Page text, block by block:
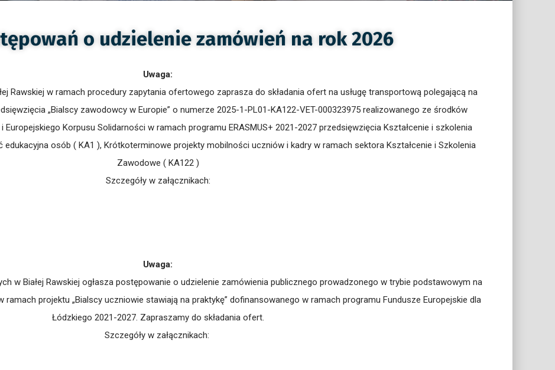
o udzielenie zamówień na rok 2026
Uwaga:
Rawskiej w ramach procedury zapytania ofertowego zaprasza do składania ofert na usługę transportową polegającą na
„Bialscy zawodowcy w Europie” o numerze 2025-1-PL01-KA122-VET-000323975 realizowanego ze środków
Korpusu Solidarności w ramach programu ERASMUS+ 2021-2027 przedsięwzięcia Kształcenie i szkolenia
osób ( KA1 ), Krótkoterminowe projekty mobilności uczniów i kadry w ramach sektora Kształcenie i Szkolenia
Zawodowe ( KA122 )
Szczegóły w załącznikach:
Uwaga:
w Białej Rawskiej ogłasza postępowanie o udzielenie zamówienia publicznego prowadzonego w trybie podstawowym na
projektu „Bialscy uczniowie stawiają na praktykę” dofinansowanego w ramach programu Fundusze Europejskie dla
Łódzkiego 2021-2027. Zapraszamy do składania ofert.
Szczegóły w załącznikach: